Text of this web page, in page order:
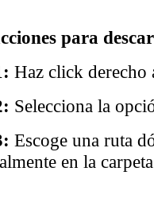
para
Haz click derecho
Selecciona la
Escoge una ruta
en la